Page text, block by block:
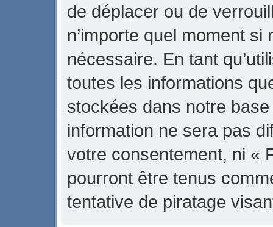
de déplacer ou de
n’importe quel moment
nécessaire. En tant
toutes les informations
stockées dans notre
information ne sera pas
votre consentement, ni «
pourront être tenus
tentative de piratage